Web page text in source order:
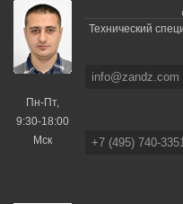
Пн-Пт,
9:30-18:00
Мск
Технический
info@zandz.com
+7 (495) 740-